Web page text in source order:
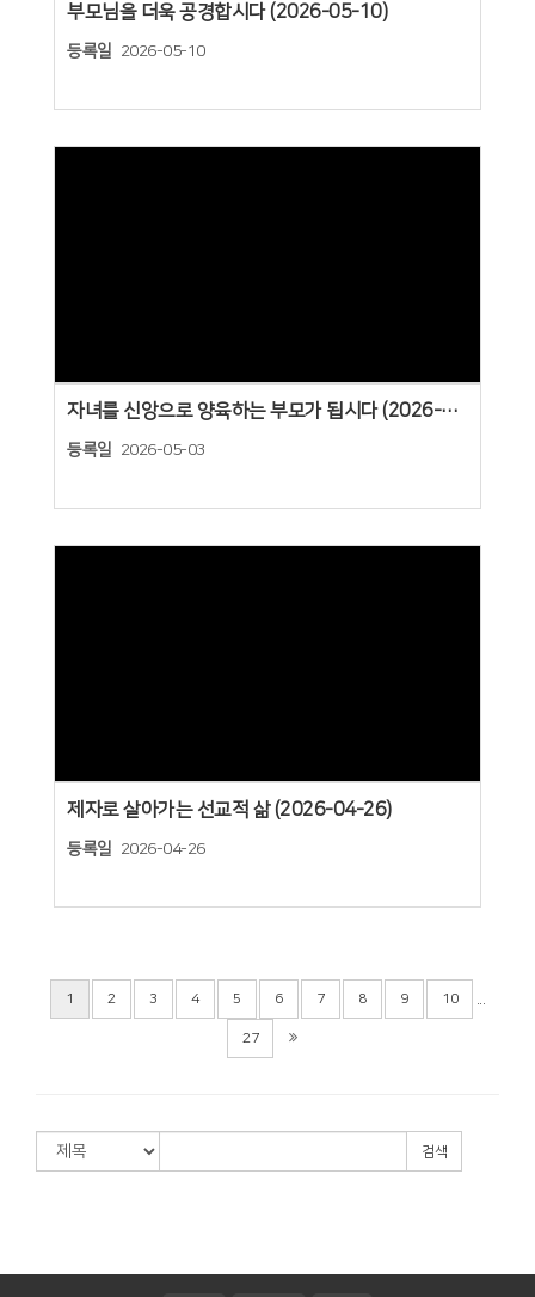
부모님을 더욱 공경합시다 (2026-05-10)
등록일 2026-05-10
자녀를 신앙으로 양육하는 부모가 됩시다 (2026-05-03)
등록일 2026-05-03
제자로 살아가는 선교적 삶 (2026-04-26)
등록일 2026-04-26
1 2 3 4 5 6 7 8 9 10
27
검색